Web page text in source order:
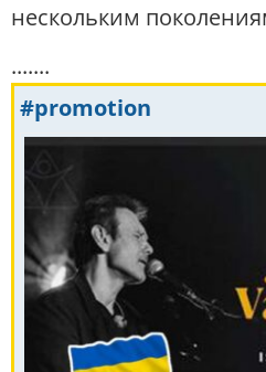
нескольким
.......
#promotion